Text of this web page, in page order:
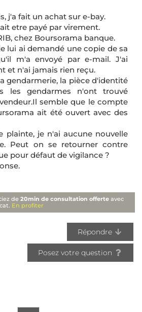
j'a fait un achat sur e-bay.
etre payé par virement.
chez Boursorama banque.
lui ai demandé une copie de sa
m'a envoyé par e-mail. J'ai
et n'ai jamais rien reçu.
gendarmerie, la pièce d'identité
les gendarmes n'ont trouvé
semble que le compte
ait été ouvert avec des
plainte, je n'ai aucune nouvelle
Peut on se retourner contre
pour défaut de vigilance ?
de20min de consultation offerte avec
En profiter
Répondre
Posez votre question